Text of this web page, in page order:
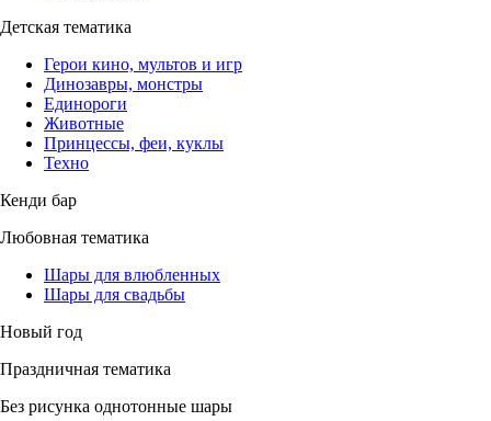
Детская тематика
Герои кино, мультов и игр
Динозавры, монстры
Единороги
Животные
Принцессы, феи, куклы
Техно
Кенди бар
Любовная тематика
Шары для влюбленных
Шары для свадьбы
Новый год
Праздничная тематика
Без рисунка однотонные шары